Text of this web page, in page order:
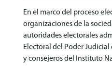
En el marco del proceso
organizaciones de la
autoridades electorales
Electoral del Poder Judicial
y consejeros del Instituto